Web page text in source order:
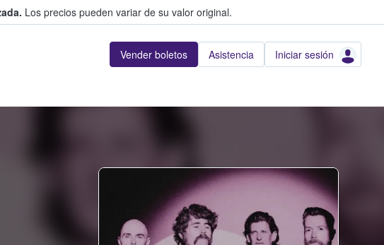
Los precios pueden variar de su valor original.
Vender boletos Asistencia Iniciar sesión